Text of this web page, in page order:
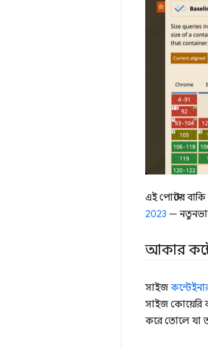
এই পোস্টের
2023 —
আকার
সাইজ
সাইজ কোয়েরি
করে তোলে যা